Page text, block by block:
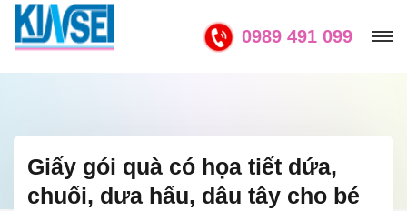
0989 491 099
Giấy gói quà có họa tiết dứa,
chuối, dưa hấu, dâu tây cho bé